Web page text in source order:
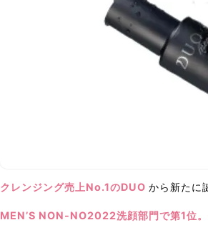
クレンジング売上No.1のDUO から新たに
MEN’S NON-NO2022洗顔部門で第1位